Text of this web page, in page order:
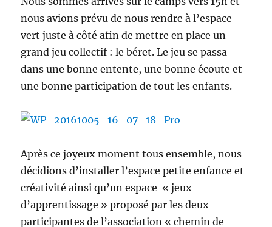
nous avions prévu de nous rendre à l’espace
vert juste à côté afin de mettre en place un
grand jeu collectif : le béret. Le jeu se passa
dans une bonne entente, une bonne écoute et
une bonne participation de tout les enfants.
Après ce joyeux moment tous ensemble, nous
décidions d’installer l’espace petite enfance et
créativité ainsi qu’un espace « jeux
d’apprentissage » proposé par les deux
participantes de l’association « chemin de